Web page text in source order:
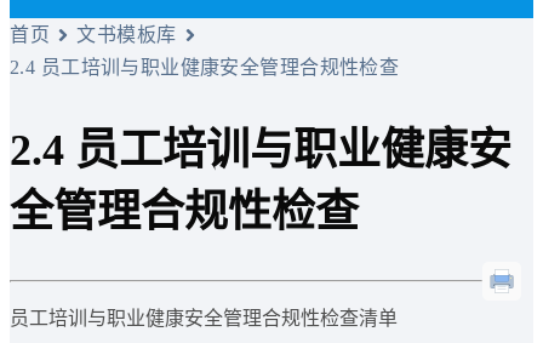
首页
文书模板库
2.4 员工培训与职业健康安全管理合规性检查
2.4 员工培训与职业健康安
全管理合规性检查
员工培训与职业健康安全管理合规性检查清单